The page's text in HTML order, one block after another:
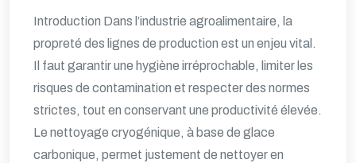
Introduction Dans l’industrie agroalimentaire, la
propreté des lignes de production est un enjeu vital.
Il faut garantir une hygiène irréprochable, limiter les
risques de contamination et respecter des normes
strictes, tout en conservant une productivité élevée.
Le nettoyage cryogénique, à base de glace
carbonique, permet justement de nettoyer en